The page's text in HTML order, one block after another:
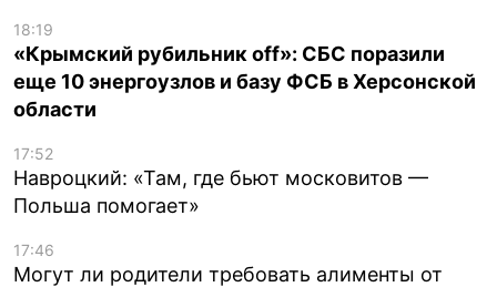
18:19
«Крымский рубильник off»: СБС поразили
еще 10 энергоузлов и базу ФСБ в Херсонской
области
17:52
Навроцкий: «Там, где бьют московитов —
Польша помогает»
17:46
Могут ли родители требовать алименты от